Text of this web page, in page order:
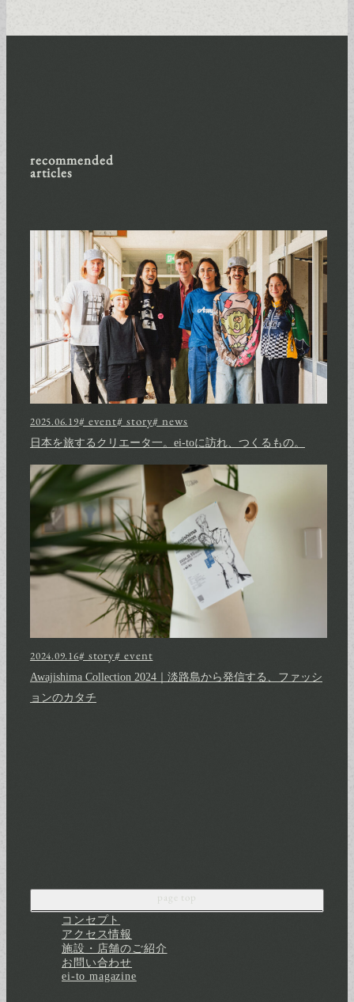
recommended
articles
2025.06.19# event# story# news
日本を旅するクリエータ一。ei-toに訪れ、つくるもの。
2024.09.16# story# event
Awajishima Collection 2024｜淡路島から発信する、ファッシ
ョンのカタチ
page top
コンセプト
アクセス情報
施設・店舗のご紹介
お問い合わせ
ei-to magazine